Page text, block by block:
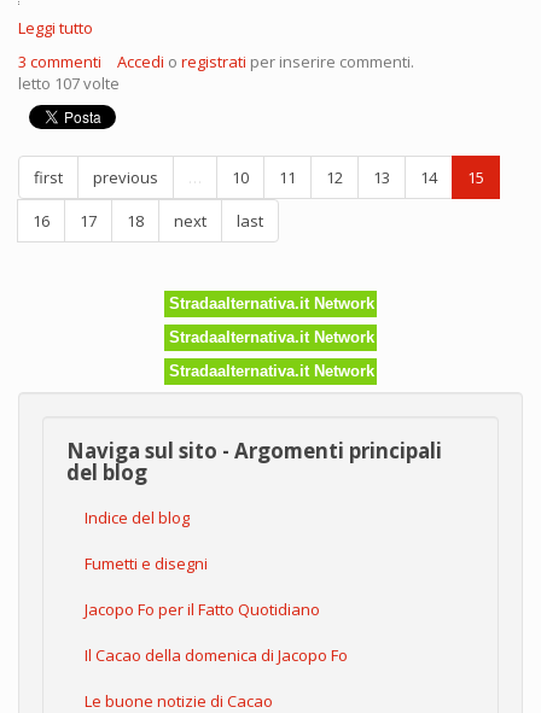
Leggi tutto
impossibile:
Le
piramidi
producevano
idrogeno?
3 commenti Accedi o registrati per inserire commenti.
letto 107 volte
first previous … 10 11 12 13 14
15
16
17 18 next last
Stradaalternativa.it Network
Stradaalternativa.it Network
Stradaalternativa.it Network
Naviga sul sito - Argomenti principali
del blog
Indice del blog
Fumetti e disegni
Jacopo Fo per il Fatto Quotidiano
Il Cacao della domenica di Jacopo Fo
Le buone notizie di Cacao